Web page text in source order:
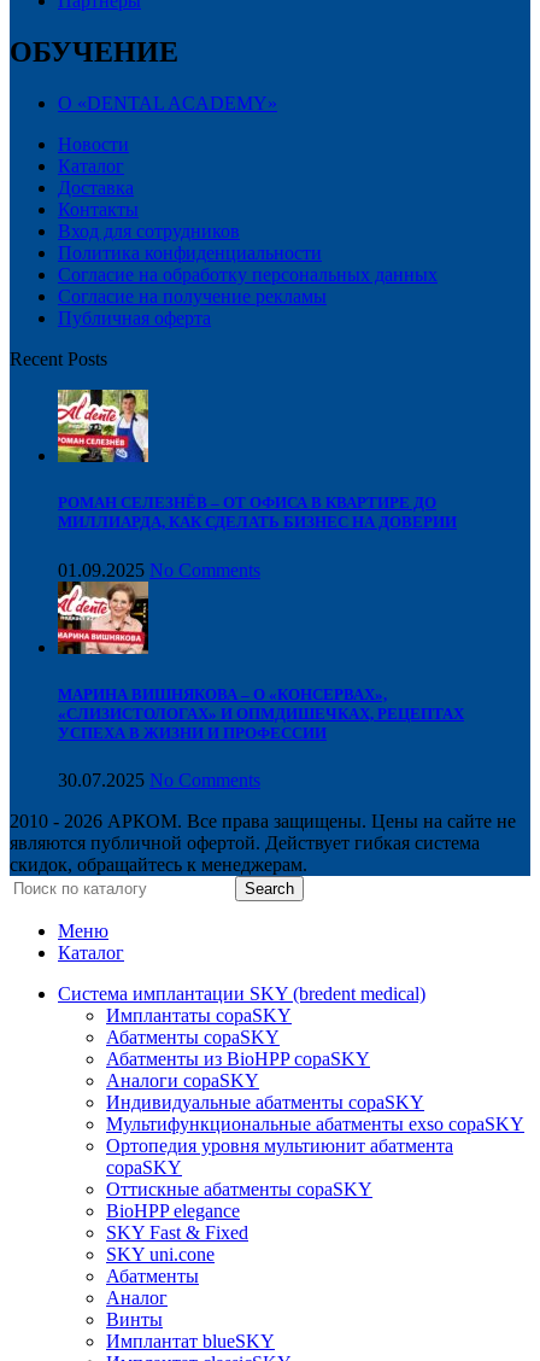
ОБУЧЕНИЕ
О «DENTAL ACADEMY»
Новости
Каталог
Доставка
Контакты
Вход для сотрудников
Политика конфиденциальности
Согласие на обработку персональных данных
Cогласие на получение рекламы
Публичная оферта
Recent Posts
РОМАН СЕЛЕЗНЁВ – ОТ ОФИСА В КВАРТИРЕ ДО
МИЛЛИАРДА, КАК СДЕЛАТЬ БИЗНЕС НА ДОВЕРИИ
01.09.2025 No Comments
МАРИНА ВИШНЯКОВА – О «КОНСЕРВАХ»,
«СЛИЗИСТОЛОГАХ» И ОПМДИШЕЧКАХ, РЕЦЕПТАХ
УСПЕХА В ЖИЗНИ И ПРОФЕССИИ
30.07.2025 No Comments
2010 - 2026 АРКОМ. Все права защищены. Цены на сайте не
являются публичной офертой. Действует гибкая система
скидок, обращайтесь к менеджерам.
Search
Меню
Каталог
Система имплантации SKY (bredent medical)
Имплантаты copaSKY
Абатменты copaSKY
Абатменты из BioHPP copaSKY
Аналоги copaSKY
Индивидуальные абатменты copaSKY
Мультифункциональные абатменты exso copaSKY
Ортопедия уровня мультиюнит абатмента
copaSKY
Оттискные абатменты copaSKY
BioHPP elegance
SKY Fast & Fixed
SKY uni.cone
Абатменты
Аналог
Винты
Имплантат blueSKY